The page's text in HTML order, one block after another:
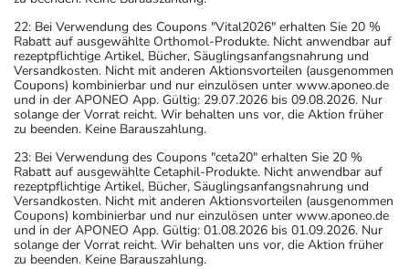
22: Bei Verwendung des Coupons "Vital2026" erhalten Sie 20 %
Rabatt auf ausgewählte Orthomol-Produkte. Nicht anwendbar auf
rezeptpflichtige Artikel, Bücher, Säuglingsanfangsnahrung und
Versandkosten. Nicht mit anderen Aktionsvorteilen (ausgenommen
Coupons) kombinierbar und nur einzulösen unter www.aponeo.de
und in der APONEO App. Gültig: 29.07.2026 bis 09.08.2026. Nur
solange der Vorrat reicht. Wir behalten uns vor, die Aktion früher
zu beenden. Keine Barauszahlung.
23: Bei Verwendung des Coupons "ceta20" erhalten Sie 20 %
Rabatt auf ausgewählte Cetaphil-Produkte. Nicht anwendbar auf
rezeptpflichtige Artikel, Bücher, Säuglingsanfangsnahrung und
Versandkosten. Nicht mit anderen Aktionsvorteilen (ausgenommen
Coupons) kombinierbar und nur einzulösen unter www.aponeo.de
und in der APONEO App. Gültig: 01.08.2026 bis 01.09.2026. Nur
solange der Vorrat reicht. Wir behalten uns vor, die Aktion früher
zu beenden. Keine Barauszahlung.